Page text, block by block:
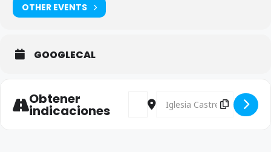
OTHER EVENTS
GOOGLECAL
Obtener
indicaciones
Address - Misa Santa Teresa
Destination Address - Misa